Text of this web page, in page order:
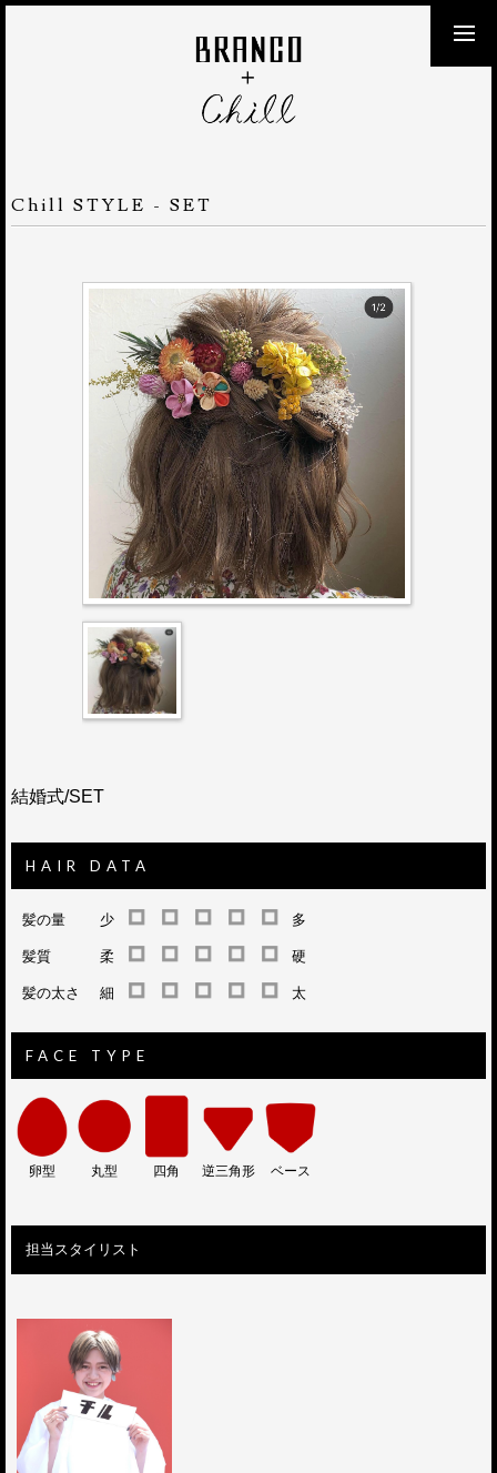
Chill STYLE - SET
結婚式/SET
HAIR DATA
髪の量 少 多
髪質 柔 硬
髪の太さ 細 太
FACE TYPE
卵型 丸型 四角 逆三角形 ベース
担当スタイリスト